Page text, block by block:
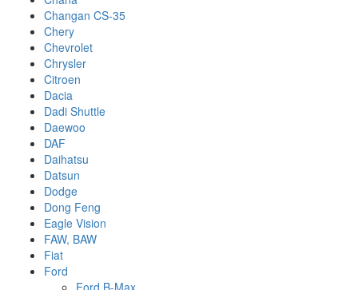
Changan CS-35
Chery
Chevrolet
Chrysler
Citroen
Dacia
Dadi Shuttle
Daewoo
DAF
Daihatsu
Datsun
Dodge
Dong Feng
Eagle Vision
FAW, BAW
Fiat
Ford
Ford B-Max